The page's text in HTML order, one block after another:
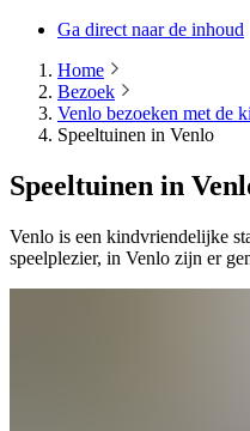
Ga direct naar de inhoud
Home
Bezoek
Venlo bezoeken met de
Speeltuinen in Venlo
Speeltuinen in
Venlo is een kindvriendelijke
speelplezier, in Venlo zijn er